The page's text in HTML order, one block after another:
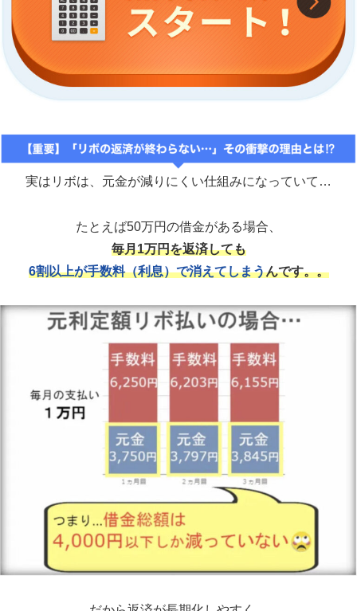
実はリボは、元金が減りにくい仕組みになっていて…
たとえば50万円の借金がある場合、
毎月1万円を返済しても
6割以上が手数料（利息）で消えてしまうんです。。